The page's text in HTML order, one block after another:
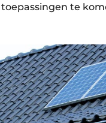
te